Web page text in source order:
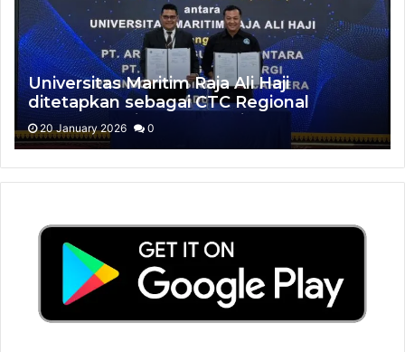
Universitas Maritim Raja Ali Haji
ditetapkan sebagai CTC Regional
Kepulauan Riau untuk Tujuh Skema
Sertifikasi Berstandar TUV Rheinland
20 January 2026 0